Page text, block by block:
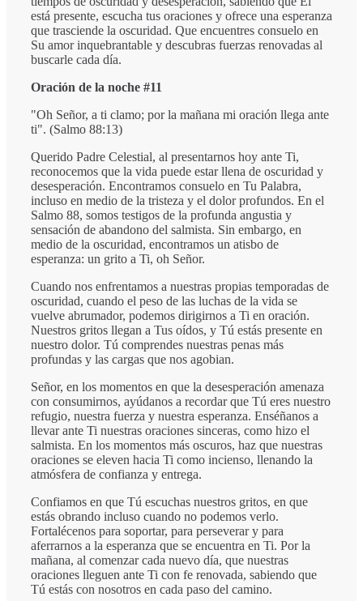
está presente, escucha tus oraciones y ofrece una esperanza
que trasciende la oscuridad. Que encuentres consuelo en
Su amor inquebrantable y descubras fuerzas renovadas al
buscarle cada día.
Oración de la noche #11
"Oh Señor, a ti clamo; por la mañana mi oración llega ante
ti". (Salmo 88:13)
Querido Padre Celestial, al presentarnos hoy ante Ti,
reconocemos que la vida puede estar llena de oscuridad y
desesperación. Encontramos consuelo en Tu Palabra,
incluso en medio de la tristeza y el dolor profundos. En el
Salmo 88, somos testigos de la profunda angustia y
sensación de abandono del salmista. Sin embargo, en
medio de la oscuridad, encontramos un atisbo de
esperanza: un grito a Ti, oh Señor.
Cuando nos enfrentamos a nuestras propias temporadas de
oscuridad, cuando el peso de las luchas de la vida se
vuelve abrumador, podemos dirigirnos a Ti en oración.
Nuestros gritos llegan a Tus oídos, y Tú estás presente en
nuestro dolor. Tú comprendes nuestras penas más
profundas y las cargas que nos agobian.
Señor, en los momentos en que la desesperación amenaza
con consumirnos, ayúdanos a recordar que Tú eres nuestro
refugio, nuestra fuerza y nuestra esperanza. Enséñanos a
llevar ante Ti nuestras oraciones sinceras, como hizo el
salmista. En los momentos más oscuros, haz que nuestras
oraciones se eleven hacia Ti como incienso, llenando la
atmósfera de confianza y entrega.
Confiamos en que Tú escuchas nuestros gritos, en que
estás obrando incluso cuando no podemos verlo.
Fortalécenos para soportar, para perseverar y para
aferrarnos a la esperanza que se encuentra en Ti. Por la
mañana, al comenzar cada nuevo día, que nuestras
oraciones lleguen ante Ti con fe renovada, sabiendo que
Tú estás con nosotros en cada paso del camino.